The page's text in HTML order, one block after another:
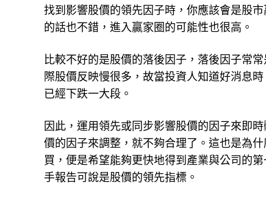
找到影響股價的領先因子時，你應該會是股
的話也不錯，進入贏家圈的可能性也很高。
比較不好的是股價的落後因子，落後因子常
際股價反映慢很多，故當投資人知道好消息
已經下跌一大段。
因此，運用領先或同步影響股價的因子來即
價的因子來調整，就不夠合理了。這也是為
買，便是希望能夠更快地得到產業與公司的
手報告可說是股價的領先指標。